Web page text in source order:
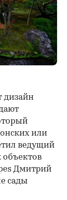
дизайн
или
ведущий
Дмитрий
сады